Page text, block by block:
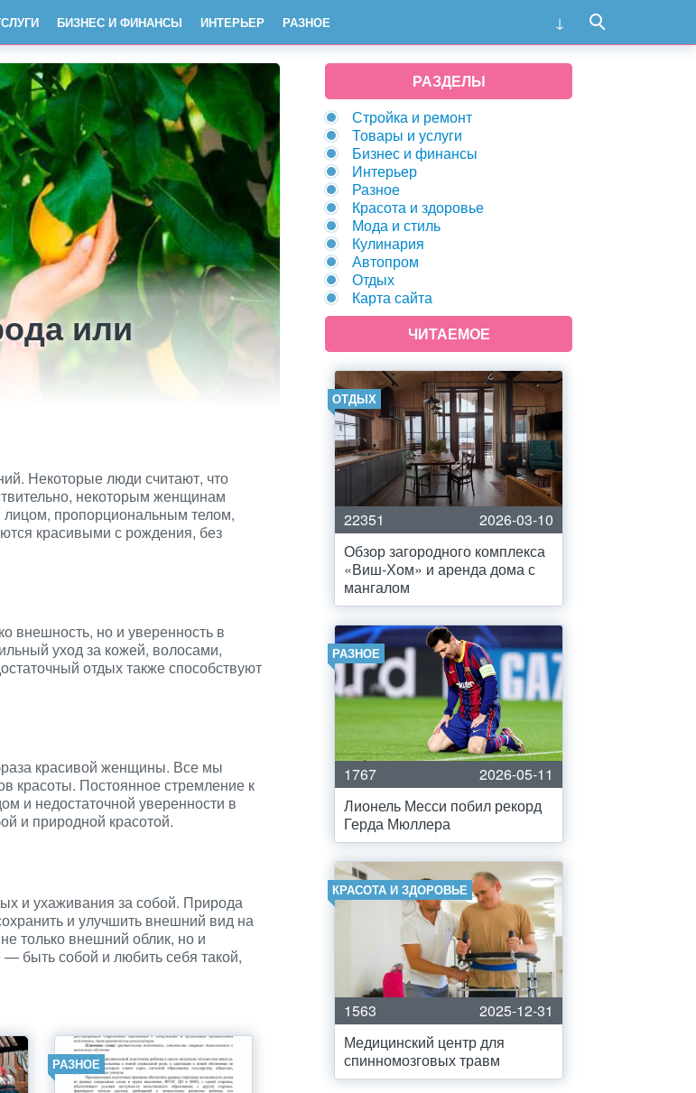
БИЗНЕС И ФИНАНСЫ ИНТЕРЬЕР РАЗНОЕ
или
Некоторые люди считают, что
некоторым женщинам
пропорциональным телом,
красивыми с рождения, без
внешность, но и уверенность в
уход за кожей, волосами,
отдых также способствуют
красивой женщины. Все мы
красоты. Постоянное стремление к
и недостаточной уверенности в
и природной красотой.
и ухаживания за собой. Природа
и улучшить внешний вид на
только внешний облик, но и
быть собой и любить себя такой,
РАЗНОЕ
РАЗДЕЛЫ
Стройка и ремонт
Товары и услуги
Бизнес и финансы
Интерьер
Разное
Красота и здоровье
Мода и стиль
Кулинария
Автопром
Отдых
Карта сайта
ЧИТАЕМОЕ
ОТДЫХ
22351
2026-03-10
Обзор загородного комплекса
«Виш-Хом» и аренда дома с
мангалом
РАЗНОЕ
1767
2026-05-11
Лионель Месси побил рекорд
Герда Мюллера
КРАСОТА И ЗДОРОВЬЕ
1563
2025-12-31
Медицинский центр для
спинномозговых травм